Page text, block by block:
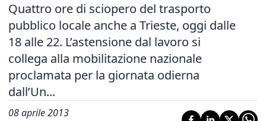
Quattro ore di sciopero del trasporto
pubblico locale anche a Trieste, oggi dalle
18 alle 22. L’astensione dal lavoro si
collega alla mobilitazione nazionale
proclamata per la giornata odierna
dall’Un...
08 aprile 2013